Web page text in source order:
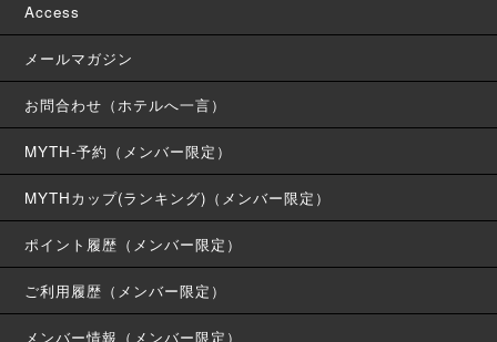
Access
メールマガジン
お問合わせ（ホテルへ一言）
MYTH-予約（メンバー限定）
MYTHカップ(ランキング)（メンバー限定）
ポイント履歴（メンバー限定）
ご利用履歴（メンバー限定）
メンバー情報（メンバー限定）